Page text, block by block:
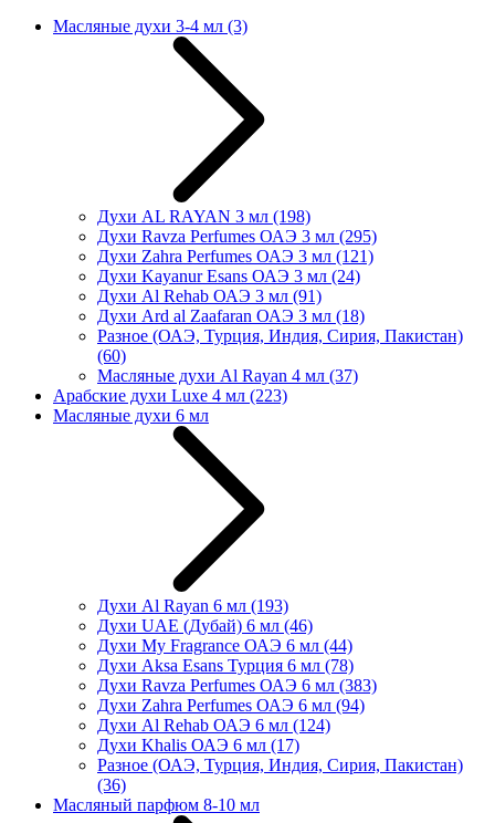
Масляные духи 3-4 мл (3)
Духи AL RAYAN 3 мл (198)
Духи Ravza Perfumes ОАЭ 3 мл (295)
Духи Zahra Perfumes ОАЭ 3 мл (121)
Духи Kayanur Esans ОАЭ 3 мл (24)
Духи Al Rehab ОАЭ 3 мл (91)
Духи Ard al Zaafaran ОАЭ 3 мл (18)
Разное (ОАЭ, Турция, Индия, Сирия, Пакистан)
(60)
Масляные духи Al Rayan 4 мл (37)
Арабские духи Luxe 4 мл (223)
Масляные духи 6 мл
Духи Al Rayan 6 мл (193)
Духи UAE (Дубай) 6 мл (46)
Духи My Fragrance ОАЭ 6 мл (44)
Духи Aksa Esans Турция 6 мл (78)
Духи Ravza Perfumes ОАЭ 6 мл (383)
Духи Zahra Perfumes ОАЭ 6 мл (94)
Духи Al Rehab ОАЭ 6 мл (124)
Духи Khalis ОАЭ 6 мл (17)
Разное (ОАЭ, Турция, Индия, Сирия, Пакистан)
(36)
Масляный парфюм 8-10 мл